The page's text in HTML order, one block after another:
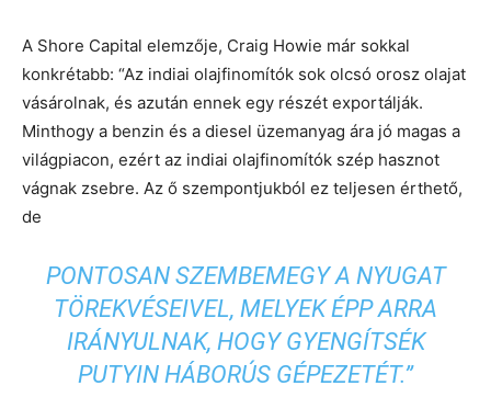
A Shore Capital elemzője, Craig Howie már sokkal
konkrétabb: “Az indiai olajfinomítók sok olcsó orosz olajat
vásárolnak, és azután ennek egy részét exportálják.
Minthogy a benzin és a diesel üzemanyag ára jó magas a
világpiacon, ezért az indiai olajfinomítók szép hasznot
vágnak zsebre. Az ő szempontjukból ez teljesen érthető,
de
PONTOSAN SZEMBEMEGY A NYUGAT
TÖREKVÉSEIVEL, MELYEK ÉPP ARRA
IRÁNYULNAK, HOGY GYENGÍTSÉK
PUTYIN HÁBORÚS GÉPEZETÉT.”